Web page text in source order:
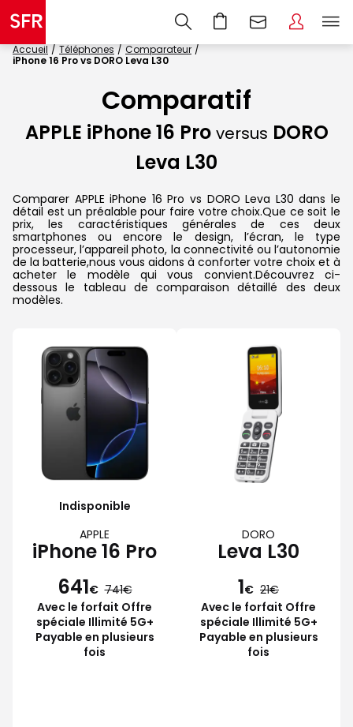
Accueil Téléphones
Comparateur
iPhone 16 Pro vs DORO Leva L30
Comparatif
APPLE iPhone 16 Pro versus DORO
Leva L30
Comparer APPLE iPhone 16 Pro vs DORO Leva L30 dans le
détail est un préalable pour faire votre choix.Que ce soit le
prix, les caractéristiques générales de ces deux
smartphones ou encore le design, l’écran, le type
processeur, l’appareil photo, la connectivité ou l’autonomie
de la batterie,nous vous aidons à conforter votre choix et à
acheter le modèle qui vous convient.Découvrez ci-
dessous le tableau de comparaison détaillé des deux
modèles.
Indisponible
APPLE
iPhone 16 Pro
641€ 741
Avec le forfait Offre
spéciale Illimité 5G+
Payable en plusieurs
fois
DORO
Leva L30
1€ 21
Avec le forfait Offre
spéciale Illimité 5G+
Payable en plusieurs
fois